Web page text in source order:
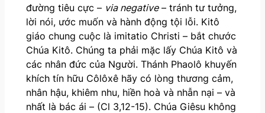
đường tiêu cực – via negative– tránh tư tưởng,
lời nói, ước muốn và hành động tội lỗi. Kitô
giáo chung cuộc là imitatio Christi – bắt chước
Chúa Kitô. Chúng ta phải mặc lấy Chúa Kitô và
các nhân đức của Người. Thánh Phaolô khuyến
khích tín hữu Côlôxê hãy có lòng thương cảm,
nhân hậu, khiêm nhu, hiền hoà và nhẫn nại – và
nhất là bác ái – (Cl 3,12-15). Chúa Giêsu không